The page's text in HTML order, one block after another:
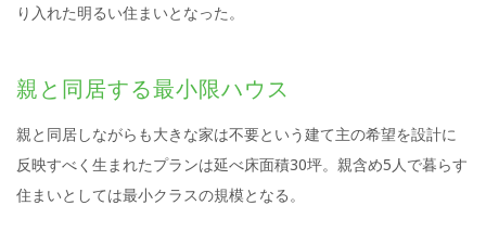
り入れた明るい住まいとなった。
親と同居する最小限ハウス
親と同居しながらも大きな家は不要という建て主の希望を設計に
反映すべく生まれたプランは延べ床面積30坪。親含め5人で暮らす
住まいとしては最小クラスの規模となる。